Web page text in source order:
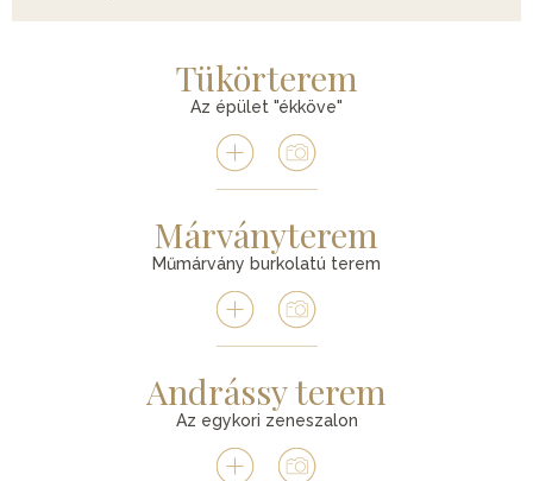
Tükörterem
Az épület "ékköve"
Márványterem
Műmárvány burkolatú terem
Andrássy terem
Az egykori zeneszalon